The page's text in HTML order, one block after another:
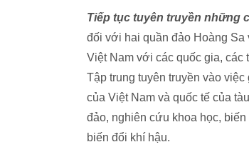
Tiếp tục tuyên truyền những
đối với hai quần đảo Hoàng
Việt Nam với các quốc gia, các
Tập trung tuyên truyền vào
của Việt Nam và quốc tế của
đảo, nghiên cứu khoa học,
biến đổi khí hậu.